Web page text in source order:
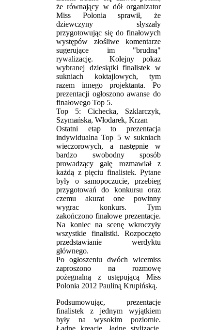
że równający w dół organizator
Miss Polonia sprawił, że
dziewczyny słyszały
przygotowując się do finałowych
występów złośliwe komentarze
sugerujące im "brudną"
rywalizację. Kolejny pokaz
wybranej dziesiątki finalistek w
sukniach koktajlowych, tym
razem innego projektanta. Po
prezentacji ogłoszono awanse do
finałowego Top 5.
Top 5: Cichecka, Szklarczyk,
Szymańska, Włodarek, Krzan
Ostatni etap to prezentacja
indywidualna Top 5 w sukniach
wieczorowych, a następnie w
bardzo swobodny sposób
prowadzący galę rozmawiał z
każdą z pięciu finalistek. Pytane
były o samopoczucie, przebieg
przygotowań do konkursu oraz
czemu akurat one powinny
wygrac konkurs. Tym
zakończono finałowe prezentacje.
Na koniec na scenę wkroczyły
wszystkie finalistki. Rozpoczęto
przedstawianie werdyktu
głównego.
Po ogłoszeniu dwóch wicemiss
zaproszono na rozmowę
pożegnalną z ustępującą Miss
Polonia 2012 Pauliną Krupińską.
Podsumowując, prezentacje
finalistek z jednym wyjątkiem
były na wysokim poziomie.